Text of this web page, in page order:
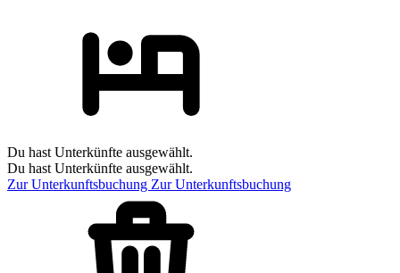
Du hast Unterkünfte ausgewählt.
Du hast Unterkünfte ausgewählt.
Zur Unterkunftsbuchung Zur Unterkunftsbuchung